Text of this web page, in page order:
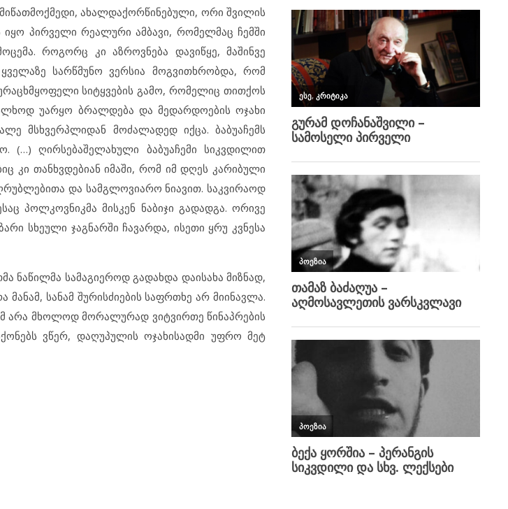
ახალდაქორწინებული, ორი შვილის
იყო პირველი რეალური ამბავი, რომელმაც ჩემში
როგორც კი აზროვნება დავიწყე, მაშინვე
სარწმუნო ვერსია მოგვითხრობდა, რომ
სიტყვების გამო, რომელიც თითქოს
უარყო ბრალდება და მედარდოების ოჯახი
მსხვერპლიდან მოძალადედ იქცა. ბაბუაჩემს
(…) ღირსებაშელახული ბაბუაჩემი სიკვდილით
კი თანხვდებიან იმაში, რომ იმ დღეს კარიბული
და სამგლოვიარო ნიავით. საკვირაოდ
პოლკოვნიკმა მისკენ ნაბიჯი გადადგა. ორივე
სხეული ჯაგნარში ჩავარდა, ისეთი ყრუ კვნესა
ნაწილმა სამაგიეროდ გადახდა დაისახა მიზნად,
სანამ შურისძიების საფრთხე არ მიინავლა.
არა მხოლოდ მორალურად ვიტვირთე წინაპრების
ვწერ, დაღუპულის ოჯახისადმი უფრო მეტ